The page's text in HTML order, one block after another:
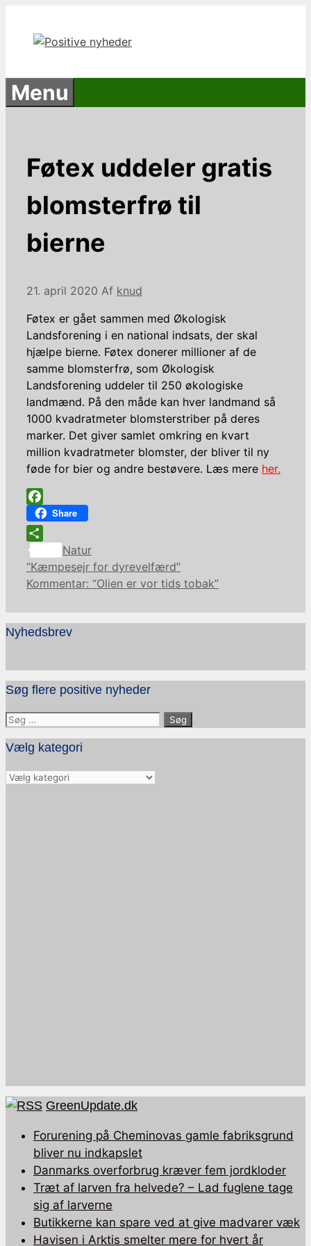
indhold
Menu
Føtex uddeler gratis
blomsterfrø til
bierne
21. april 2020 Af knud
Føtex er gået sammen med Økologisk
Landsforening i en national indsats, der skal
hjælpe bierne. Føtex donerer millioner af de
samme blomsterfrø, som Økologisk
Landsforening uddeler til 250 økologiske
landmænd. På den måde kan hver landmand så
1000 kvadratmeter blomsterstriber på deres
marker. Det giver samlet omkring en kvart
million kvadratmeter blomster, der bliver til ny
føde for bier og andre bestøvere. Læs mere her.
Facebook
Share
Share
Kategorier
Natur
“Kæmpesejr for dyrevelfærd”
Kommentar: “Olien er vor tids tobak”
Nyhedsbrev
Søg flere positive nyheder
Søg
efter:
Vælg kategori
Vælg
GreenUpdate.dk
Forurening på Cheminovas gamle fabriksgrund
bliver nu indkapslet
Danmarks overforbrug kræver fem jordkloder
Træt af larven fra helvede? – Lad fuglene tage
sig af larverne
Butikkerne kan spare ved at give madvarer væk
Havisen i Arktis smelter mere for hvert år